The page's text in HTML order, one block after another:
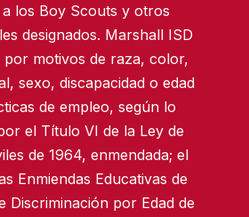
los Boy Scouts y otros
designados. Marshall ISD
por motivos de raza, color,
sexo, discapacidad o edad
de empleo, según lo
el Título VI de la Ley de
de 1964, enmendada; el
Enmiendas Educativas de
Discriminación por Edad de